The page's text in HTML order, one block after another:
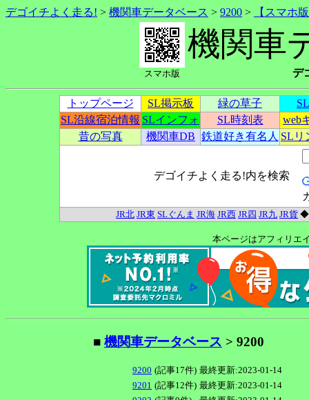
デゴイチよく走る! > 機関車データベース > 9200 > 【スマホ
スマホ版
機関車
デ
トップページ SL掲示板 緑の草子
SL沿線宿泊情報 SLインフォ SL時刻表
web
昔の写真
機関車DB 鉄道好き有名人 SLリ
デゴイチよく走る!内を検索
JR北 JR東 SLぐんま JR海 JR西 JR四 JR九 JR貨
本ページはアフィリエ
■ 機関車データベース > 9200
9200 (記事17件) 最終更新:2023-01-14
9201 (記事12件) 最終更新:2023-01-14